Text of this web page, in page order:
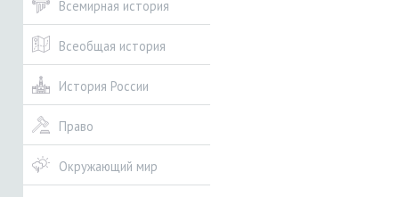
Всемирная история
Всеобщая история
История России
Право
Окружающий мир